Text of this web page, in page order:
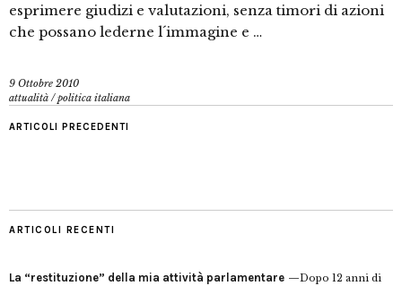
esprimere giudizi e valutazioni, senza timori di azioni
che possano lederne l´immagine e …
9 Ottobre 2010
attualità /politica italiana
ARTICOLI PRECEDENTI
ARTICOLI RECENTI
La “restituzione” della mia attività parlamentare
Dopo 12 anni di